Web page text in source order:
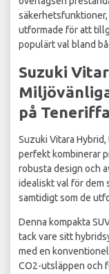
utformade för att
populärt val bland
Suzuki
på Teneriffa
Suzuki Vitara
perfekt kombinerar
robusta design och
idealiskt val för dem
samtidigt som de
Denna kompakta
tack vare sitt
med en
CO2-utsläppen och